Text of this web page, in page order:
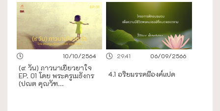
10/10/2564
(๙ วัน) ภาวนาเยียวยาใจ️
EP. 01 โดย พระครูเมธังกร
(ปณต คุณวัฑ...
06/09/2566
29.41
4.1 อริยมรรคมีองค์แปด